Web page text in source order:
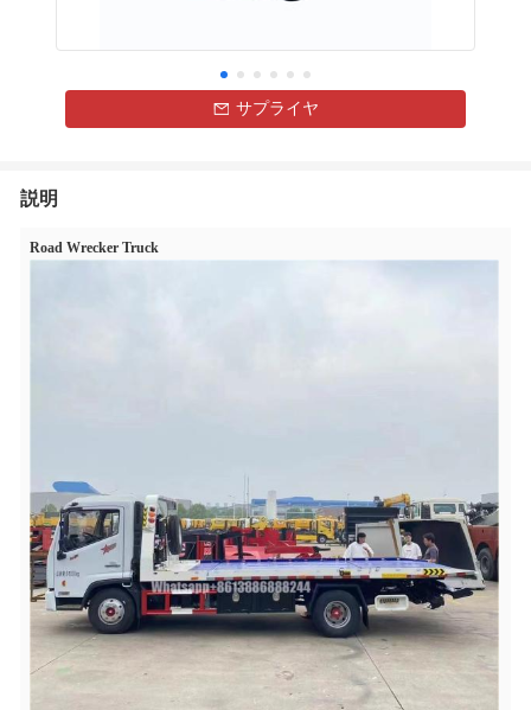
サプライヤ
説明
Road Wrecker Truck